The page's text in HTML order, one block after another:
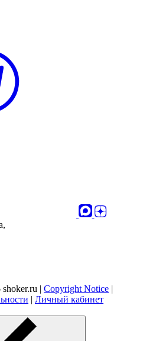
| Copyright Notice |
| Личный кабинет